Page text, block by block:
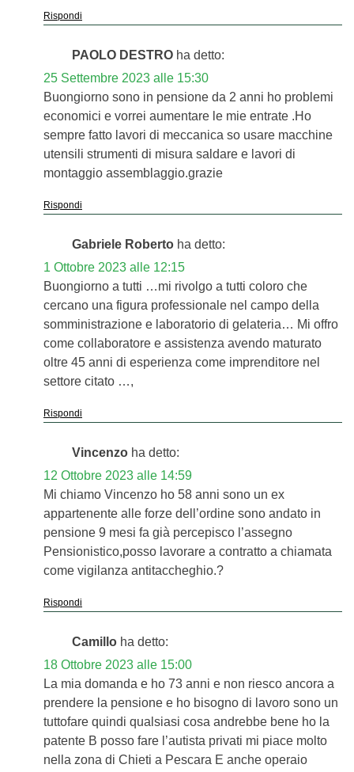
Rispondi
PAOLO DESTRO ha detto:
25 Settembre 2023 alle 15:30
Buongiorno sono in pensione da 2 anni ho problemi
economici e vorrei aumentare le mie entrate .Ho
sempre fatto lavori di meccanica so usare macchine
utensili strumenti di misura saldare e lavori di
montaggio assemblaggio.grazie
Rispondi
Gabriele Roberto ha detto:
1 Ottobre 2023 alle 12:15
Buongiorno a tutti …mi rivolgo a tutti coloro che
cercano una figura professionale nel campo della
somministrazione e laboratorio di gelateria… Mi offro
come collaboratore e assistenza avendo maturato
oltre 45 anni di esperienza come imprenditore nel
settore citato …,
Rispondi
Vincenzo ha detto:
12 Ottobre 2023 alle 14:59
Mi chiamo Vincenzo ho 58 anni sono un ex
appartenente alle forze dell’ordine sono andato in
pensione 9 mesi fa già percepisco l’assegno
Pensionistico,posso lavorare a contratto a chiamata
come vigilanza antitaccheghio.?
Rispondi
Camillo ha detto:
18 Ottobre 2023 alle 15:00
La mia domanda e ho 73 anni e non riesco ancora a
prendere la pensione e ho bisogno di lavoro sono un
tuttofare quindi qualsiasi cosa andrebbe bene ho la
patente B posso fare l’autista privati mi piace molto
nella zona di Chieti a Pescara E anche operaio